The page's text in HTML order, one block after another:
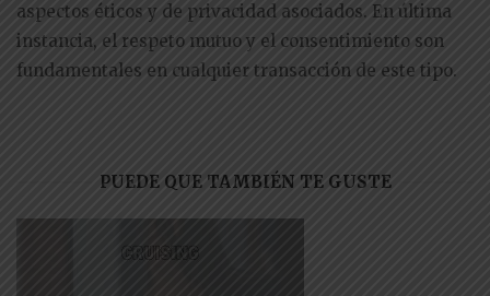
aspectos éticos y de privacidad asociados. En última
instancia, el respeto mutuo y el consentimiento son
fundamentales en cualquier transacción de este tipo.
PUEDE QUE TAMBIÉN TE GUSTE